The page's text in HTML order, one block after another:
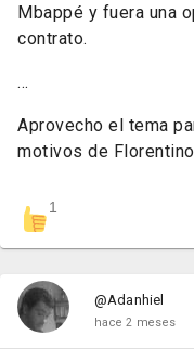
Mbappé y fuera una
contrato.
...
Aprovecho el tema
motivos de
1
@Adanhiel
hace 2 meses